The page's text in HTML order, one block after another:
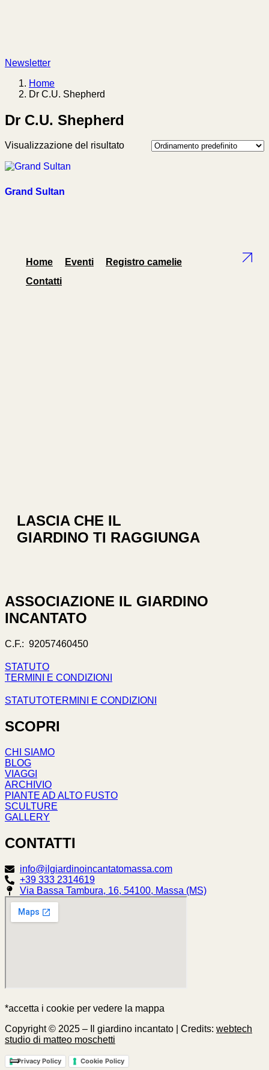
Newsletter
Home
Dr C.U. Shepherd
Dr C.U. Shepherd
Visualizzazione del risultato
Grand Sultan
Home Eventi
Registro camelie
Contatti
LASCIA CHE IL
GIARDINO TI RAGGIUNGA
ASSOCIAZIONE IL GIARDINO
INCANTATO
C.F.: 92057460450
STATUTO
TERMINI E CONDIZIONI
STATUTOTERMINI E CONDIZIONI
SCOPRI
CHI SIAMO
BLOG
VIAGGI
ARCHIVIO
PIANTE AD ALTO FUSTO
SCULTURE
GALLERY
CONTATTI
info@ilgiardinoincantatomassa.com
+39 333 2314619
Via Bassa Tambura, 16, 54100, Massa (MS)
*accetta i cookie per vedere la mappa
Copyright © 2025 – Il giardino incantato | Credits: webtech
studio di matteo moschetti
Privacy Policy Cookie Policy